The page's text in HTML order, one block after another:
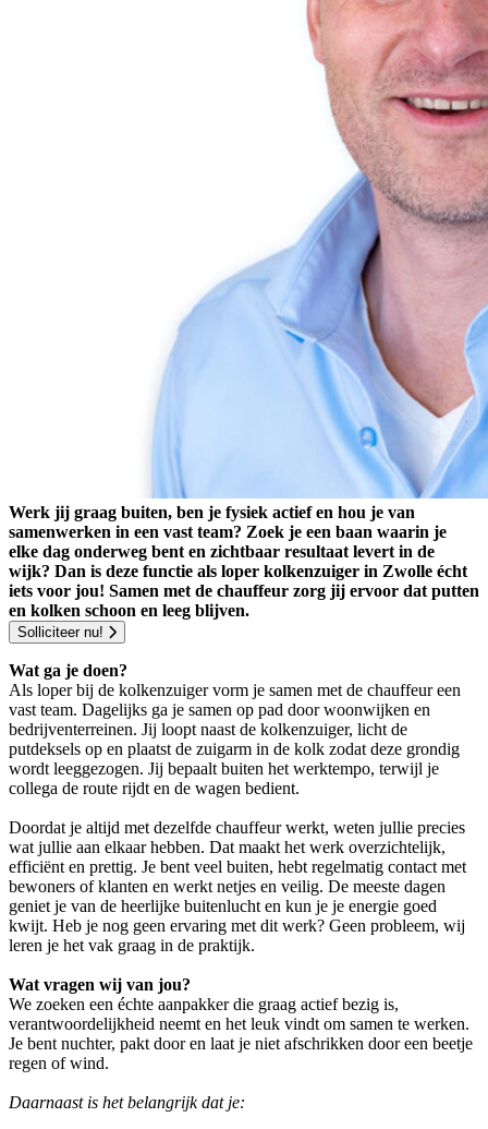
Werk jij graag buiten, ben je fysiek actief en hou je van
samenwerken in een vast team? Zoek je een baan waarin je
elke dag onderweg bent en zichtbaar resultaat levert in de
wijk? Dan is deze functie als loper kolkenzuiger in Zwolle écht
iets voor jou! Samen met de chauffeur zorg jij ervoor dat putten
en kolken schoon en leeg blijven.
Solliciteer nu!
Wat ga je doen?
Als loper bij de kolkenzuiger vorm je samen met de chauffeur een
vast team. Dagelijks ga je samen op pad door woonwijken en
bedrijventerreinen. Jij loopt naast de kolkenzuiger, licht de
putdeksels op en plaatst de zuigarm in de kolk zodat deze grondig
wordt leeggezogen. Jij bepaalt buiten het werktempo, terwijl je
collega de route rijdt en de wagen bedient.
Doordat je altijd met dezelfde chauffeur werkt, weten jullie precies
wat jullie aan elkaar hebben. Dat maakt het werk overzichtelijk,
efficiënt en prettig. Je bent veel buiten, hebt regelmatig contact met
bewoners of klanten en werkt netjes en veilig. De meeste dagen
geniet je van de heerlijke buitenlucht en kun je je energie goed
kwijt. Heb je nog geen ervaring met dit werk? Geen probleem, wij
leren je het vak graag in de praktijk.
Wat vragen wij van jou?
We zoeken een échte aanpakker die graag actief bezig is,
verantwoordelijkheid neemt en het leuk vindt om samen te werken.
Je bent nuchter, pakt door en laat je niet afschrikken door een beetje
regen of wind.
Daarnaast is het belangrijk dat je: